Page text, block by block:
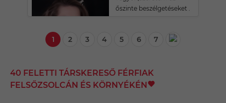
őszinte beszélgetéseket .
1 2 3 4 5 6 7
40 FELETTI TÁRSKERESŐ FÉRFIAK
FELSŐZSOLCÁN ÉS KÖRNYÉKÉN